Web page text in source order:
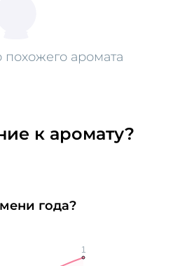
похожего аромата
к аромату?
года?